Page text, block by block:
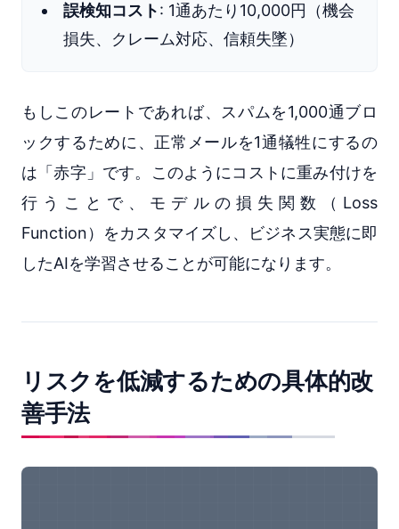
誤検知コスト: 1通あたり10,000円（機会
損失、クレーム対応、信頼失墜）
もしこのレートであれば、スパムを1,000通ブロ
ックするために、正常メールを1通犠牲にするの
は「赤字」です。このようにコストに重み付けを
行うことで、モデルの損失関数（Loss
Function）をカスタマイズし、ビジネス実態に即
したAIを学習させることが可能になります。
リスクを低減するための具体的改
善手法